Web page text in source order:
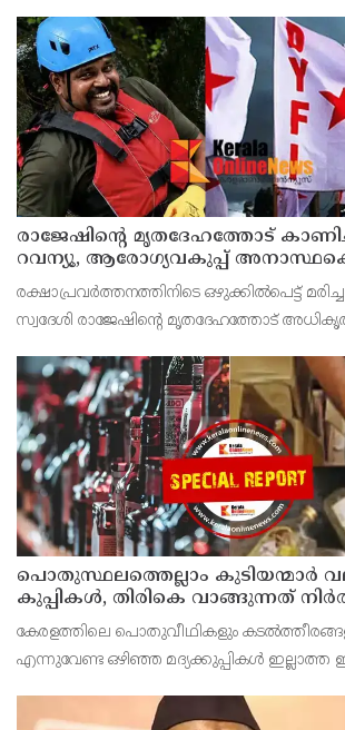
രാജേഷിന്റെ മൃതദേഹത്തോട്
റവന്യൂ, ആരോഗ്യവകുപ്പ്
കടുത്ത നടപടി വേണം;
ശക്തമായ പ്രതിഷേധത്തിലേക്ക്
രക്ഷാപ്രവർത്തനത്തിനിടെ ഒഴുക്കിൽപെട്ട്
സ്വദേശി രാജേഷിന്റെ മൃതദേഹത്തോട്
കണ്ണൂർ ജില്ലാ സെക്രട്ടറിയേറ്റ് ശക്തമായി
പൊതുസ്ഥലത്തെല്ലാം കുടിയന്മാര്‍
കുപ്പികള്‍, തിരികെ വാങ്ങുന്നത്
ഇത് ഇരട്ടിക്കും, കോടികളുടെ
നിര്‍ത്തിയത് എന്തിന്?
തീരുമാനമോ?
കേരളത്തിലെ പൊതുവീഥികളും
എന്നുവേണ്ട ഒഴിഞ്ഞ മദ്യക്കുപ്പികള്‍ ഇല്ലാത്ത